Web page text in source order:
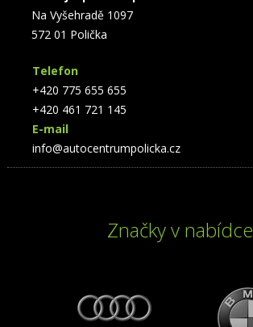
Na Vyšehradě 1097
572 01 Polička
Telefon
+420 775 655 655
+420 461 721 145
E-mail
info@autocentrumpolicka.cz
Značky v nabídce